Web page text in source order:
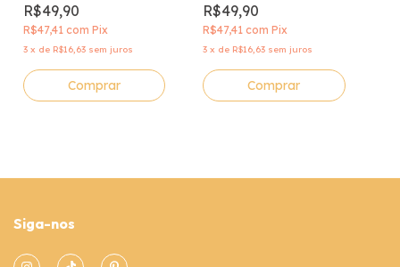
R$49,90
R$47,41 com Pix
3 x de R$16,63 sem juros
R$49,90
R$47,41com Pix
3 x de R$16,63 sem juros
Siga-nos